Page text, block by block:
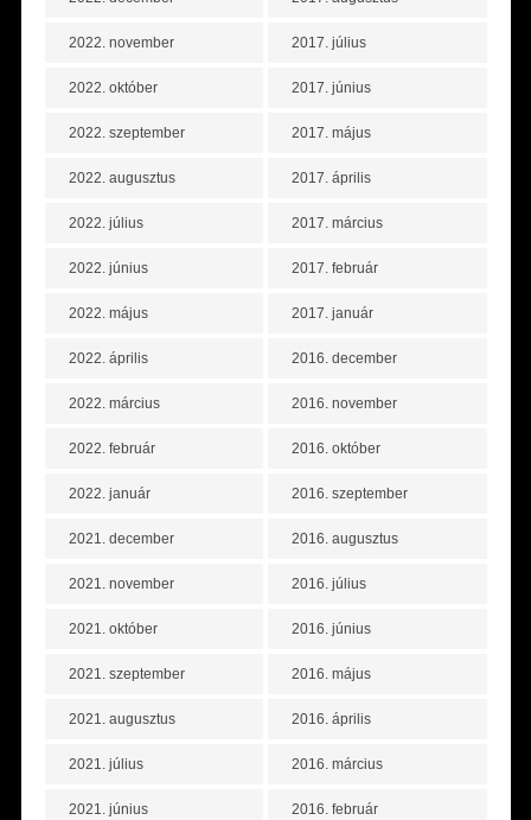
2022. november
2022. október
2022. szeptember
2022. augusztus
2022. július
2022. június
2022. május
2022. április
2022. március
2022. február
2022. január
2021. december
2021. november
2021. október
2021. szeptember
2021. augusztus
2021. július
2021. június
2017. július
2017. június
2017. május
2017. április
2017. március
2017. február
2017. január
2016. december
2016. november
2016. október
2016. szeptember
2016. augusztus
2016. július
2016. június
2016. május
2016. április
2016. március
2016. február